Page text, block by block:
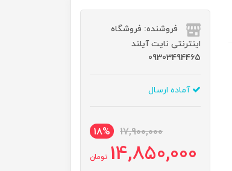
فروشنده: فروشگاه
اینترنتی نایت آیلند
09303494465
آماده ارسال
17,900,000
18%
14,850,000 تومان